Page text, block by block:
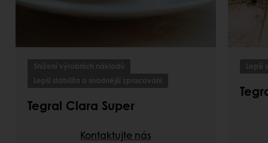
Snížení výrobních nákladů
Lepší stabilita a snadnější zpracování
Tegral Clara Super
Kontaktujte nás
Lepší